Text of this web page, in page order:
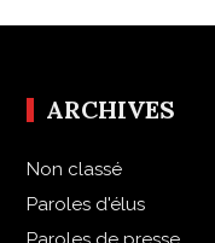
ARCHIVES
Non classé
Paroles d'élus